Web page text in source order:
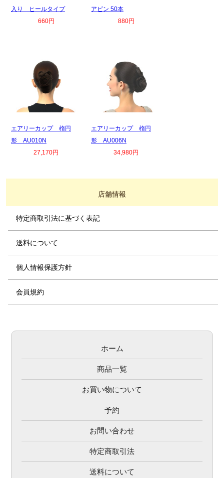
入り ヒールタイプ
660円
アピン 50本
880円
エアリーカップ 楕円
形 AU010N
27,170円
エアリーカップ 楕円
形 AU006N
34,980円
店舗情報
特定商取引法に基づく表記
送料について
個人情報保護方針
会員規約
ホーム
商品一覧
お買い物について
予約
お問い合わせ
特定商取引法
送料について